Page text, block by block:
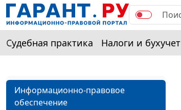
Судебная практика Налоги и бухучет
Информационно-правовое
обеспечение